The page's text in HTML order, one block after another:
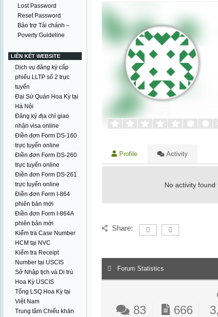
Lost Password
Reset Password
Bảo trợ Tài chánh –
Poverty Guideline
LIÊN KẾT WEBSITE
Dịch vụ đăng ký cấp
phiếu LLTP số 2 trực
tuyến
Đại Sứ Quán Hoa Kỳ tại
Hà Nội
Đăng ký địa chỉ giao
nhận visa online
Điền đơn Form DS-160
trực tuyến online
Điền đơn Form DS-260
trực tuyến online
Điền đơn Form DS-261
trực tuyến online
Điền đơn Form I-864
phiên bản mới
Điền đơn Form I-864A
phiên bản mới
Kiểm tra Case Number
HCM tại NVC
Kiểm tra Receipt
Number tại USCIS
Sở Nhập tịch và Di trú
Hoa Kỳ USCIS
Tổng LSQ Hoa Kỳ tại
Việt Nam
Trung tâm Chiếu khán
Profile Activity
No activity
Share:
Forum Statistics
83 666